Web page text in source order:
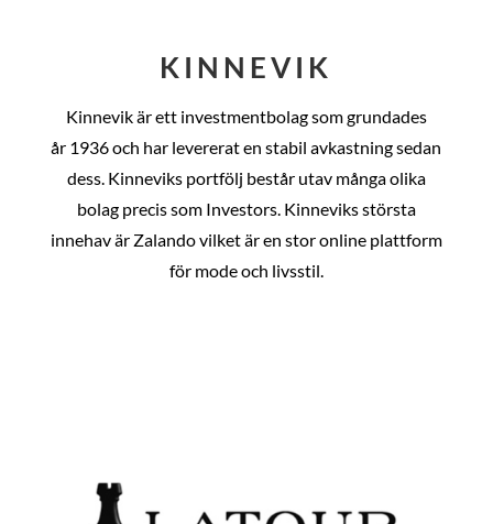
KINNEVIK
Kinnevik är ett investmentbolag som grundades
år 1936 och har levererat en stabil avkastning sedan
dess. Kinneviks portfölj består utav många olika
bolag precis som Investors. Kinneviks största
innehav är Zalando vilket är en stor online plattform
för mode och livsstil.